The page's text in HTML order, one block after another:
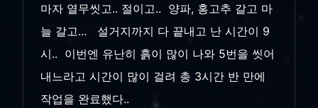
마자 열무씻고.. 절이고.. 양파, 홍고추 갈고 마
늘 갈고... 설거지까지 다 끝내고 난 시간이 9
시.. 이번엔 유난히 흙이 많이 나와 5번을 씻어
내느라고 시간이 많이 걸려 총 3시간 반 만에
작업을 완료했다..